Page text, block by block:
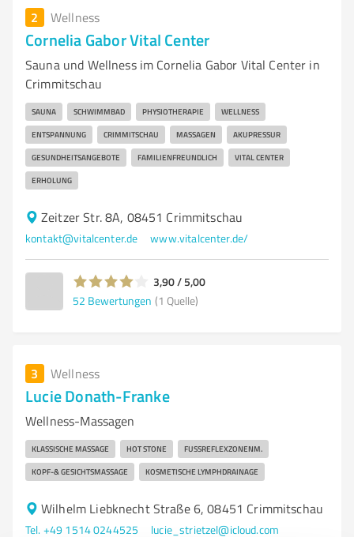
2 Wellness
Cornelia Gabor Vital Center
Sauna und Wellness im Cornelia Gabor Vital Center in
Crimmitschau
SAUNA SCHWIMMBAD PHYSIOTHERAPIE WELLNESS
ENTSPANNUNG CRIMMITSCHAU MASSAGEN AKUPRESSUR
GESUNDHEITSANGEBOTE FAMILIENFREUNDLICH VITAL CENTER
ERHOLUNG
Zeitzer Str. 8A, 08451 Crimmitschau
kontakt@vitalcenter.de www.vitalcenter.de/
3,90 / 5,00
52 Bewertungen (1 Quelle)
3 Wellness
Lucie Donath-Franke
Wellness-Massagen
KLASSISCHE MASSAGE HOT STONE FUSSREFLEXZONENM.
KOPF-& GESICHTSMASSAGE KOSMETISCHE LYMPHDRAINAGE
Wilhelm Liebknecht Straße 6, 08451 Crimmitschau
Tel. +49 1514 0244525 lucie_strietzel@icloud.com